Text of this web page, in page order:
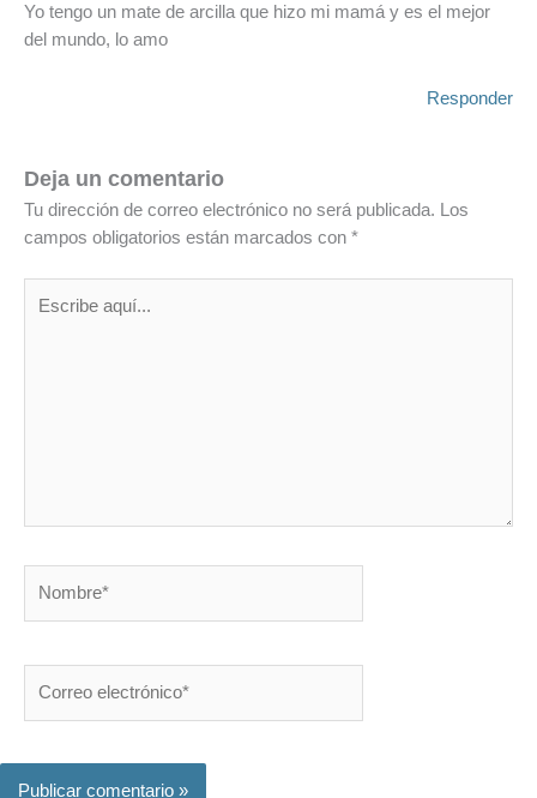
Yo tengo un mate de arcilla que hizo mi mamá y es el mejor
del mundo, lo amo
Responder
Deja un comentario
Tu dirección de correo electrónico no será publicada.
Los
campos obligatorios están marcados con *
aquí...
electrónico*